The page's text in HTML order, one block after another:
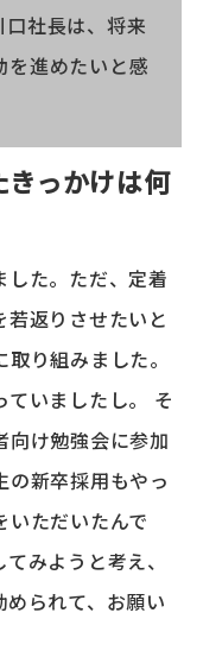
口社長は、将来
を進めたいと感
っかけは何
した。ただ、定着
若返りさせたいと
り組みました。
ていましたし。 そ
向け勉強会に参加
の新卒採用もやっ
いただいたんで
みようと考え、
られて、お願い